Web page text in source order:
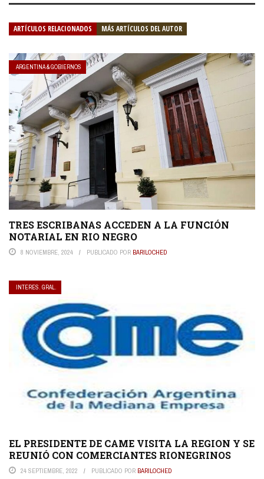
ARTÍCULOS RELACIONADOS MÁS ARTÍCULOS DEL AUTOR
ARGENTINA & GOBIERNOS
TRES ESCRIBANAS ACCEDEN A LA FUNCIÓN
NOTARIAL EN RIO NEGRO
8 NOVIEMBRE, 2024 PUBLICADO POR BARILOCHED
INTERES. GRAL.
EL PRESIDENTE DE CAME VISITA LA REGION Y SE
REUNIÓ CON COMERCIANTES RIONEGRINOS
24 SEPTIEMBRE, 2022 PUBLICADO POR BARILOCHED